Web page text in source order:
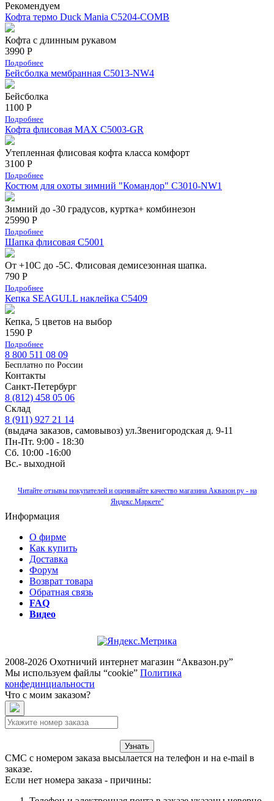
Рекомендуем
Кофта термо Duck Mania C5204-COMB
Кофта с длинным рукавом
3990 Р
Подробнее
Бейсболка мембранная С5013-NW4
Бейсболка
1100 Р
Подробнее
Кофта флисовая MAX C5003-GR
Утепленная флисовая кофта класса комфорт
3100 Р
Подробнее
Костюм для охоты зимний "Командор" С3010-NW1
Зимний до -30 градусов, куртка+ комбинезон
25990 Р
Подробнее
Шапка флисовая С5001
От +10С до -5С. Флисовая демисезонная шапка.
790 Р
Подробнее
Кепка SEAGULL наклейка С5409
Кепка, 5 цветов на выбор
1590 Р
Подробнее
8 800 511 08 09
Бесплатно по Роcсии
Контакты
Санкт-Петербург
8 (812) 458 05 06
Склад
8 (911) 927 21 14
(выдача заказов, самовывоз) ул.Звенигородская д. 9-11
Пн-Пт. 9:00 - 18:30
Сб. 10:00 -16:00
Вс.- выходной
Читайте отзывы покупателей и оценивайте качество магазина Аквазон.ру - на
Яндекс.Маркете"
Информация
О фирме
Как купить
Доставка
Форум
Возврат товара
Обратная связь
FAQ
Видео
2008-2026 Охотничий интернет магазин “Аквазон.ру”
Мы используем файлы “cookie” Политика
конфединциальности
Что с моим заказом?
Узнать
СМС с номером заказа высылается на телефон и на e-mail в
заказе.
Если нет номера заказа - причины: